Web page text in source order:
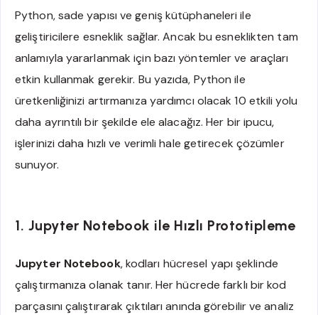
Python, sade yapısı ve geniş kütüphaneleri ile
geliştiricilere esneklik sağlar. Ancak bu esneklikten tam
anlamıyla yararlanmak için bazı yöntemler ve araçları
etkin kullanmak gerekir. Bu yazıda, Python ile
üretkenliğinizi artırmanıza yardımcı olacak 10 etkili yolu
daha ayrıntılı bir şekilde ele alacağız. Her bir ipucu,
işlerinizi daha hızlı ve verimli hale getirecek çözümler
sunuyor.
1. Jupyter Notebook ile Hızlı Prototipleme
Jupyter Notebook, kodları hücresel yapı şeklinde
çalıştırmanıza olanak tanır. Her hücrede farklı bir kod
parçasını çalıştırarak çıktıları anında görebilir ve analiz